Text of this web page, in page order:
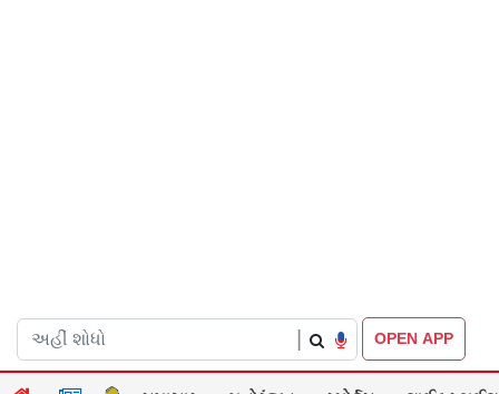
OPEN APP